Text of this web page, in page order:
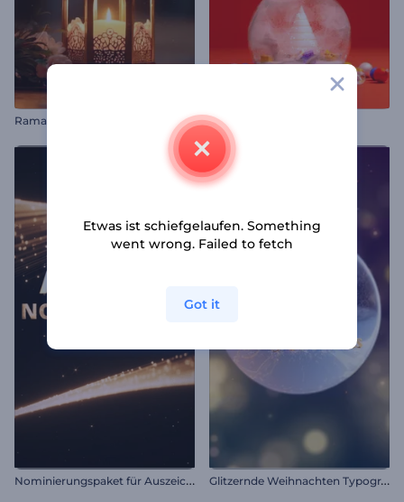
Ramadan 3D Animations Schneekugel Logo Reveal
N
ominierungspaket für Auszeichnungen G
litzernde Weihnachten Typografie
Etwas ist schiefgelaufen. Something
went wrong. Failed to fetch
Got it